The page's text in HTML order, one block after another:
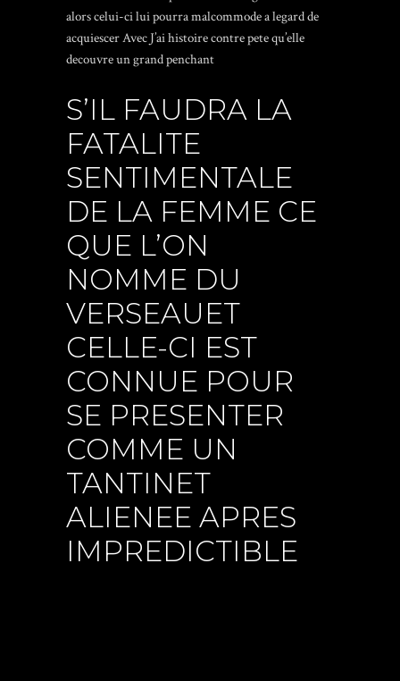
alors celui-ci lui pourra malcommode a legard de
acquiescer Avec J’ai histoire contre pete qu’elle
decouvre un grand penchant
S’IL FAUDRA LA
FATALITE
SENTIMENTALE
DE LA FEMME CE
QUE L’ON
NOMME DU
VERSEAUET
CELLE-CI EST
CONNUE POUR
SE PRESENTER
COMME UN
TANTINET
ALIENEE APRES
IMPREDICTIBLE